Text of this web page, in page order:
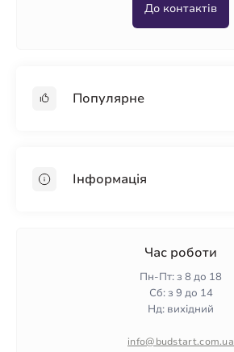
До контактів
Популярне
ПінопластІнформація
Гарантія та повернення
Політика конфіденційності
Час роботи
Пн-Пт: з 8 до 18
Сб: з 9 до 14
Нд: вихідний
info@budstart.com.ua